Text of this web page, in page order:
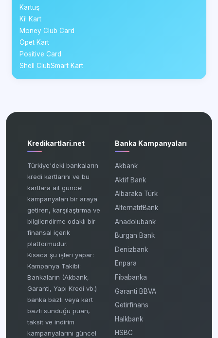
Kartuş
Ki! Kart
Money Club Card
Opet Kart
Positive Card
Shell ClubSmart Kart
Kredikartlari.net
Türkiye'deki bankaların
kredi kartlarını ve bu
kartlara ait güncel
kampanyaları bir araya
getiren, karşılaştırma ve
bilgilendirme odaklı bir
finansal içerik
platformudur.
Kısaca şu işleri yapar:
Kampanya Takibi:
Bankaların (Akbank,
Garanti, Yapı Kredi vb.)
banka bazlı veya kart
bazlı sunduğu puan,
taksit ve indirim
kampanyalarını güncel
Banka Kampanyaları
Akbank
Aktif Bank
Albaraka Türk
AlternatifBank
Anadolubank
Burgan Bank
Denizbank
Enpara
Fibabanka
Garanti BBVA
Getirfinans
Halkbank
HSBC